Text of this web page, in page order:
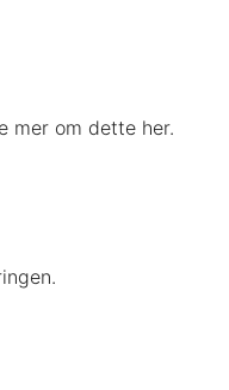
mer om dette her.